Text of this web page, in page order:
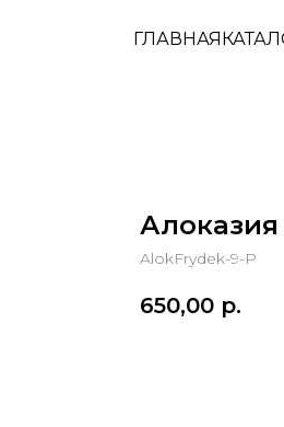
ГЛАВНАЯ
AlokFrydek-9-Р
650,00 р.